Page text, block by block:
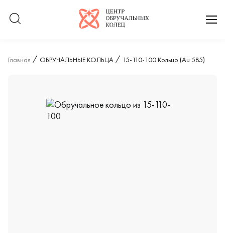
Логотип компании
Главная ОБРУЧАЛЬНЫЕ КОЛЬЦА 15-110-100 Кольцо (Au 585)